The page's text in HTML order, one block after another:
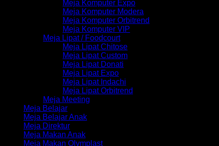
Meja Komputer Expo
Meja Komputer Modera
Meja Komputer Orbitrend
Meja Komputer VIP
Meja Lipat / Foodcourt
Meja Lipat Chitose
Meja Lipat Custom
Meja Lipat Donati
Meja Lipat Expo
Meja Lipat Indachi
Meja Lipat Orbitrend
Meja Meeting
Meja Belajar
Meja Belajar Anak
Meja Direktur
Meja Makan Anak
Meja Makan Olymplast